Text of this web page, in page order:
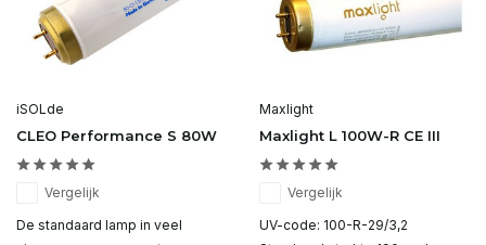
iSOLde
CLEO Performance S 80W
Vergelijk
De standaard lamp in veel
Maxlight
Maxlight L 100W-R CE III
Vergelijk
UV-code: 100-R-29/3,2